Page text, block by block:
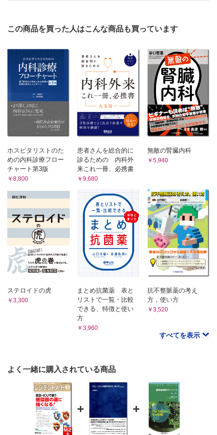
対岸の火事、他山の石
この商品を買った人はこんな商品も買っています
ホスピタリストのた
めの内科診療フロー
チャート第3版
￥8,800
患者さんを総合的に
診るための 内科外
来これ一冊、必携書
￥9,680
無敵の腎臓内科
￥5,940
ステロイドの虎
￥3,300
まとめ抗菌薬 表と
リストで一覧・比較
できる、特徴と使い
方
￥3,960
抗不整脈薬の考え
方，使い方
￥3,520
すべてを表示
よく一緒に購入されている商品
+ +